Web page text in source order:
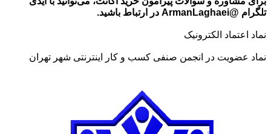
تلگرام @ArmanLaghaei در ارتباط باشید.
نماد اعتماد الکترونیک
نماد عضویت در انجمن صنفی کسب و کار اینترنتی شهر تهران